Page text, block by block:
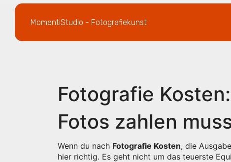
MomentiStudio - Fotografiekunst
Fotografie
Fotos zahlen
Wenn du nach Fotografie Kosten, die
hier richtig. Es geht nicht um das teuerste